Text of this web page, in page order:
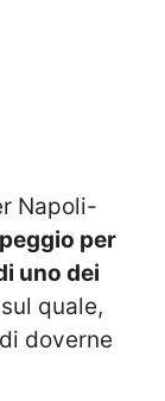
Napoli-
per
uno dei
quale,
doverne